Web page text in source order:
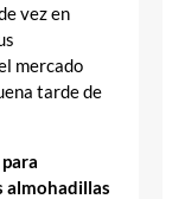
vez en
mercado
tarde de
almohadillas